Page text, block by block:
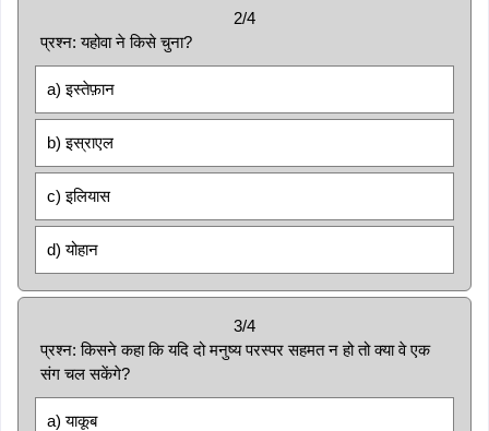
2/4
प्रश्न: यहोवा ने किसे चुना?
a) इस्तेफ़ान
b) इस्राएल
c) इलियास
d) योहान
3/4
प्रश्न: किसने कहा कि यदि दो मनुष्य परस्पर सहमत न हो तो क्या वे एक
संग चल सकेंगे?
a) याकूब